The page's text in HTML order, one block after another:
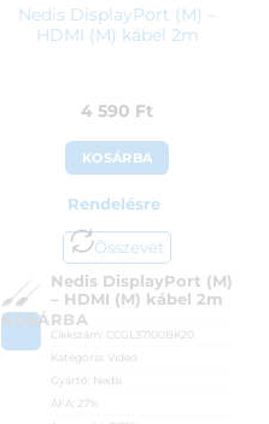
Nedis DisplayPort (M) –
HDMI (M) kábel 2m
4 590 Ft
KOSÁRBA
Rendelésre
Összevet
KOSÁRBA
Nedis DisplayPort (M)
– HDMI (M) kábel 2m
Cikkszám: CCGL37100BK20
Kategória: Video
Gyártó: Nedis
ÁFA: 27%